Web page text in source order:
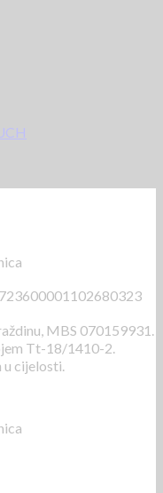
MBS 070159931.
Tt-18/1410-2.
u cijelosti.